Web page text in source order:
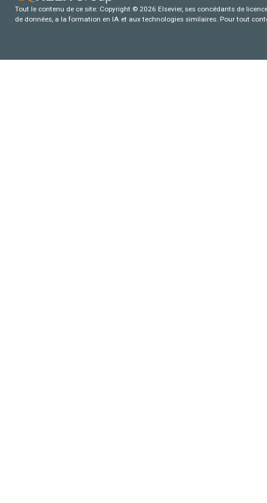
Tout le contenu de ce site: Copyright © 2026 Elsevier, ses concédants de
de données, a la formation en IA et aux technologies similaires. Pour tout